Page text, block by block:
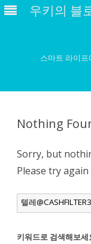
우키의 블
스마트 라이
Nothing
Sorry, but
Please try
Search
for:
키워드로 검색해보세